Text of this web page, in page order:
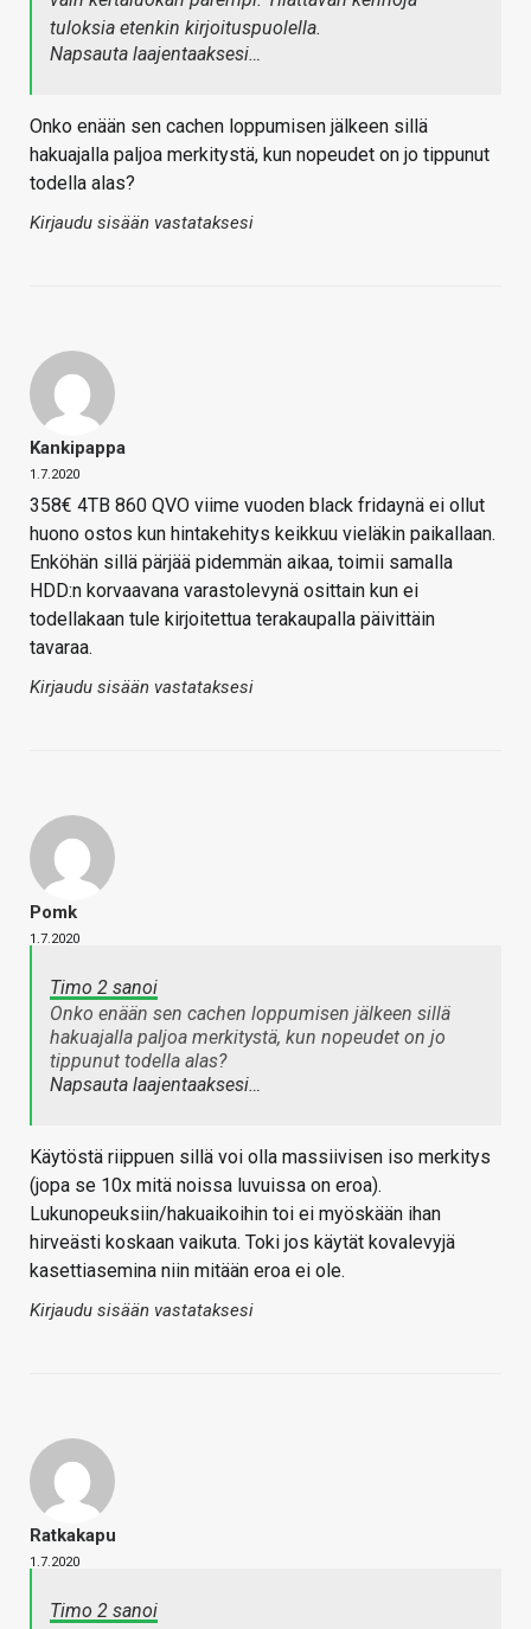
tuloksia etenkin kirjoituspuolella.
Napsauta laajentaaksesi…
Onko enään sen cachen loppumisen jälkeen sillä
hakuajalla paljoa merkitystä, kun nopeudet on jo tippunut
todella alas?
Kirjaudu sisään vastataksesi
Kankipappa
1.7.2020
358€ 4TB 860 QVO viime vuoden black fridaynä ei ollut
huono ostos kun hintakehitys keikkuu vieläkin paikallaan.
Enköhän sillä pärjää pidemmän aikaa, toimii samalla
HDD:n korvaavana varastolevynä osittain kun ei
todellakaan tule kirjoitettua terakaupalla päivittäin
tavaraa.
Kirjaudu sisään vastataksesi
Pomk
1.7.2020
Timo 2 sanoi
Onko enään sen cachen loppumisen jälkeen sillä
hakuajalla paljoa merkitystä, kun nopeudet on jo
tippunut todella alas?
Napsauta laajentaaksesi…
Käytöstä riippuen sillä voi olla massiivisen iso merkitys
(jopa se 10x mitä noissa luvuissa on eroa).
Lukunopeuksiin/hakuaikoihin toi ei myöskään ihan
hirveästi koskaan vaikuta. Toki jos käytät kovalevyjä
kasettiasemina niin mitään eroa ei ole.
Kirjaudu sisään vastataksesi
Ratkakapu
1.7.2020
Timo 2 sanoi